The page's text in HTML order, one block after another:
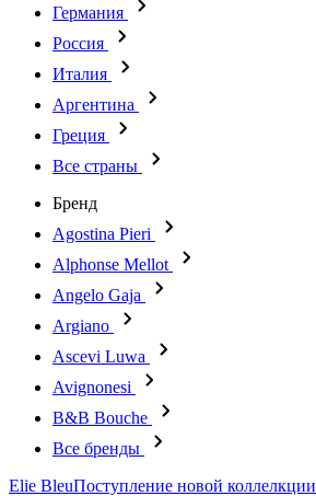
Германия
Россия
Италия
Аргентина
Греция
Все страны
Бренд
Agostina Pieri
Alphonse Mellot
Angelo Gaja
Argiano
Ascevi Luwa
Avignonesi
B&B Bouche
Все бренды
Elie BleuПоступление новой коллелкции